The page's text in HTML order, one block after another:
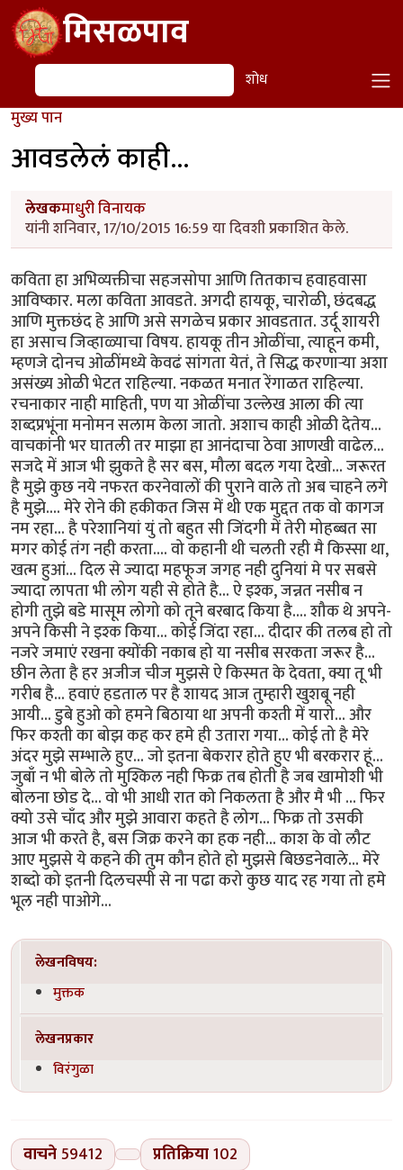
Skip to main contentमिसळपाव
शोध शोध
मुख्य पान
आवडलेलं काही...
लेखकमाधुरी विनायक
यांनी शनिवार, 17/10/2015 16:59 या दिवशी प्रकाशित केले.
कविता हा अभिव्यक्तीचा सहजसोपा आणि तितकाच हवाहवासा
आविष्कार. मला कविता आवडते. अगदी हायकू, चारोळी, छंदबद्ध
आणि मुक्तछंद हे आणि असे सगळेच प्रकार आवडतात. उर्दू शायरी
हा असाच जिव्हाळ्याचा विषय. हायकू तीन ओळींचा, त्याहून कमी,
म्हणजे दोनच ओळींमध्ये केवढं सांगता येतं, ते सिद्ध करणाऱ्या अशा
असंख्य ओळी भेटत राहिल्या. नकळत मनात रेंगाळत राहिल्या.
रचनाकार नाही माहिती, पण या ओळींचा उल्लेख आला की त्या
शब्दप्रभूंना मनोमन सलाम केला जातो. अशाच काही ओळी देतेय...
वाचकांनी भर घातली तर माझा हा आनंदाचा ठेवा आणखी वाढेल...
सजदे में आज भी झुकते है सर बस, मौला बदल गया देखो... जरूरत
है मुझे कुछ नये नफरत करनेवालों की पुराने वाले तो अब चाहने लगे
है मुझे.... मेरे रोने की हकीकत जिस में थी एक मुद्दत तक वो कागज
नम रहा... है परेशानियां युं तो बहुत सी जिंदगी में तेरी मोहब्बत सा
मगर कोई तंग नही करता.... वो कहानी थी चलती रही मै किस्सा था,
खत्म हुआं... दिल से ज्यादा महफूज जगह नही दुनियां मे पर सबसे
ज्यादा लापता भी लोग यही से होते है... ऐ इश्क, जन्नत नसीब न
होगी तुझे बडे मासूम लोगो को तूने बरबाद किया है.... शौक थे अपने-
अपने किसी ने इश्क किया... कोई जिंदा रहा... दीदार की तलब हो तो
नजरे जमाएं रखना क्योंकी नकाब हो या नसीब सरकता जरूर है...
छीन लेता है हर अजीज चीज मुझसे ऐ किस्मत के देवता, क्या तू भी
गरीब है... हवाएं हडताल पर है शायद आज तुम्हारी खुशबू नही
आयी... डुबे हुओ को हमने बिठाया था अपनी कश्ती में यारो... और
फिर कश्ती का बोझ कह कर हमे ही उतारा गया... कोई तो है मेरे
अंदर मुझे सम्भाले हुए... जो इतना बेकरार होते हुए भी बरकरार हूं...
जुबाँ न भी बोले तो मुश्किल नही फिक्र तब होती है जब खामोशी भी
बोलना छोड दे... वो भी आधी रात को निकलता है और मै भी ... फिर
क्यो उसे चाँद और मुझे आवारा कहते है लोग... फिक्र तो उसकी
आज भी करते है, बस जिक्र करने का हक नही... काश के वो लौट
आए मुझसे ये कहने की तुम कौन होते हो मुझसे बिछडनेवाले... मेरे
शब्दो को इतनी दिलचस्पी से ना पढा करो कुछ याद रह गया तो हमे
भूल नही पाओगे...
लेखनविषय:
मुक्तक
लेखनप्रकार
विरंगुळा
वाचने59412 प्रतिक्रिया102